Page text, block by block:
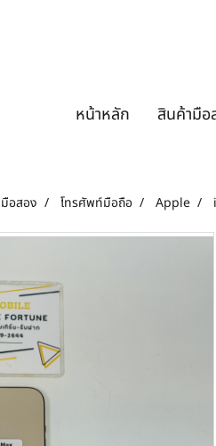
หน้าหลัก สินค้ามื
อสอง โทรศัพท์มือถือ Apple